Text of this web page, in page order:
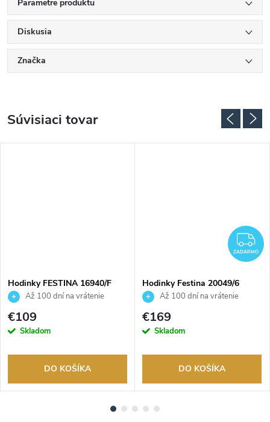
Parametre produktu
Diskusia
Značka
Súvisiaci tovar
Hodinky FESTINA 16940/F
Až 100 dní na vrátenie
tovaru. Autorizovaný predajca.
€109
Skladom
DO KOŠÍKA
ZADARMO
Hodinky Festina 20049/6
Až 100 dní na vrátenie
tovaru. Autorizovaný predajca.
€169
Skladom
DO KOŠÍKA